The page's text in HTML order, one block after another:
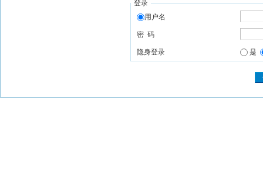
登录
用户名
密 码
隐身登录 是